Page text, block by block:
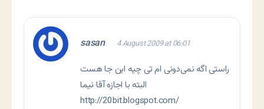
sasan 4 August 2009 at 06:01
راستی اگه نمی‌دونی ام تی چیه این جا هست
البته با اجازه آقا نیما
http://20bit.blogspot.com/